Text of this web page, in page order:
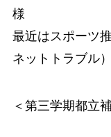
様
最近はスポーツ
ネットトラブル
＜第三学期都立